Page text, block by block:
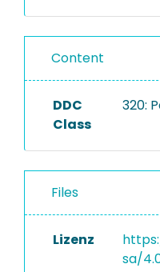
Content
DDC
Class
320:
Files
Lizenz
sa/